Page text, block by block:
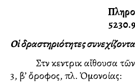
Οἱ δραστηριότητες
Στὴν κεντρικὴ αἴθουσα
3, β’ ὄροφος, πλ. Ὁμονοίας: